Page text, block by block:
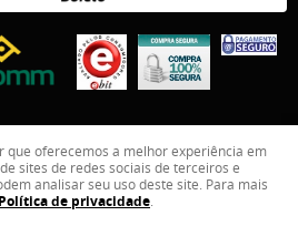
POR
que oferecemos a melhor experiência em
sites de redes sociais de terceiros e
analisar seu uso deste site. Para mais
Política de privacidade